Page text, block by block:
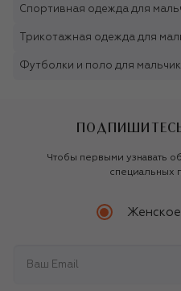
Спортивная одежда для
Трикотажная одежда для
Футболки и поло для
Чтобы первыми узнавать
специальных
Женское